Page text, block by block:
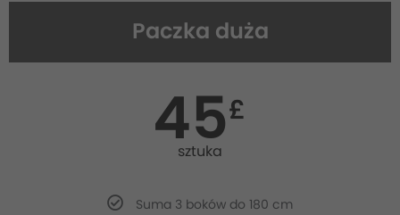
Paczka duża
45£
sztuka
Suma 3 boków do 180 cm